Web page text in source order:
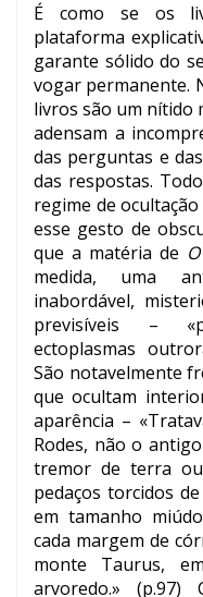
É como se os
plataforma
garante sólido do
vogar permanente.
livros são um nítido
adensam a
das perguntas e
das respostas.
regime de
esse gesto de
que a matéria de
medida, uma
inabordável,
previsíveis –
ectoplasmas
São notavelmente
que ocultam
aparência –
Rodes, não o
tremor de terra
pedaços torcidos
em tamanho
cada margem de
monte Taurus,
arvoredo.» (p.97)